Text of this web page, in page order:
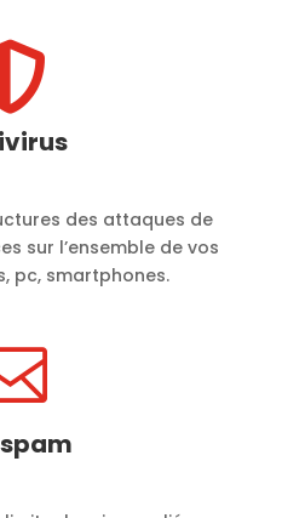
des attaques de
sur l’ensemble de vos
pc, smartphones.